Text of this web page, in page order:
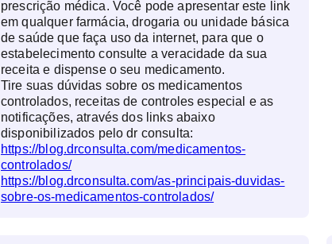
prescrição médica. Você pode apresentar este link
em qualquer farmácia, drogaria ou unidade básica
de saúde que faça uso da internet, para que o
estabelecimento consulte a veracidade da sua
receita e dispense o seu medicamento.
Tire suas dúvidas sobre os medicamentos
controlados, receitas de controles especial e as
notificações, através dos links abaixo
disponibilizados pelo dr consulta:
https://blog.drconsulta.com/medicamentos-
controlados/
https://blog.drconsulta.com/as-principais-duvidas-
sobre-os-medicamentos-controlados/